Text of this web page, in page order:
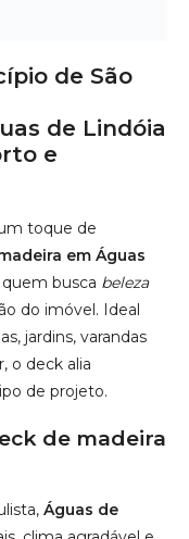
jardins, varandas
deck alia
de projeto.
de madeira
Águas de
clima agradável e
motivos para
Cumaru e
e sol intenso.
ao toque,
paisagísticos com